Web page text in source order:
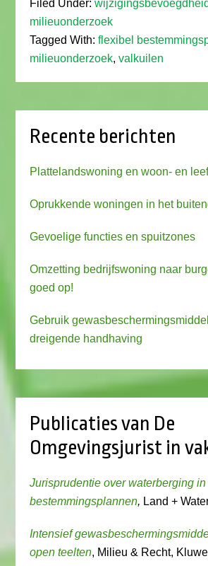
Filed Under:
milieuonderzoek
Tagged With:flexibel
milieuonderzoek,valkuilen
Recente berichten
Plattelandswoning en woon- en
Oprukkende woningen in het
Gevoelige functies en spuitzones
Omzetting bedrijfswoning naar
goed op!
Gebruik
dreigende handhaving
Publicaties van De
Omgevingsjurist in
Jurisprudentie over waterberging in
bestemmingsplannen, Land +
Intensief
open teelten, Milieu & Recht,